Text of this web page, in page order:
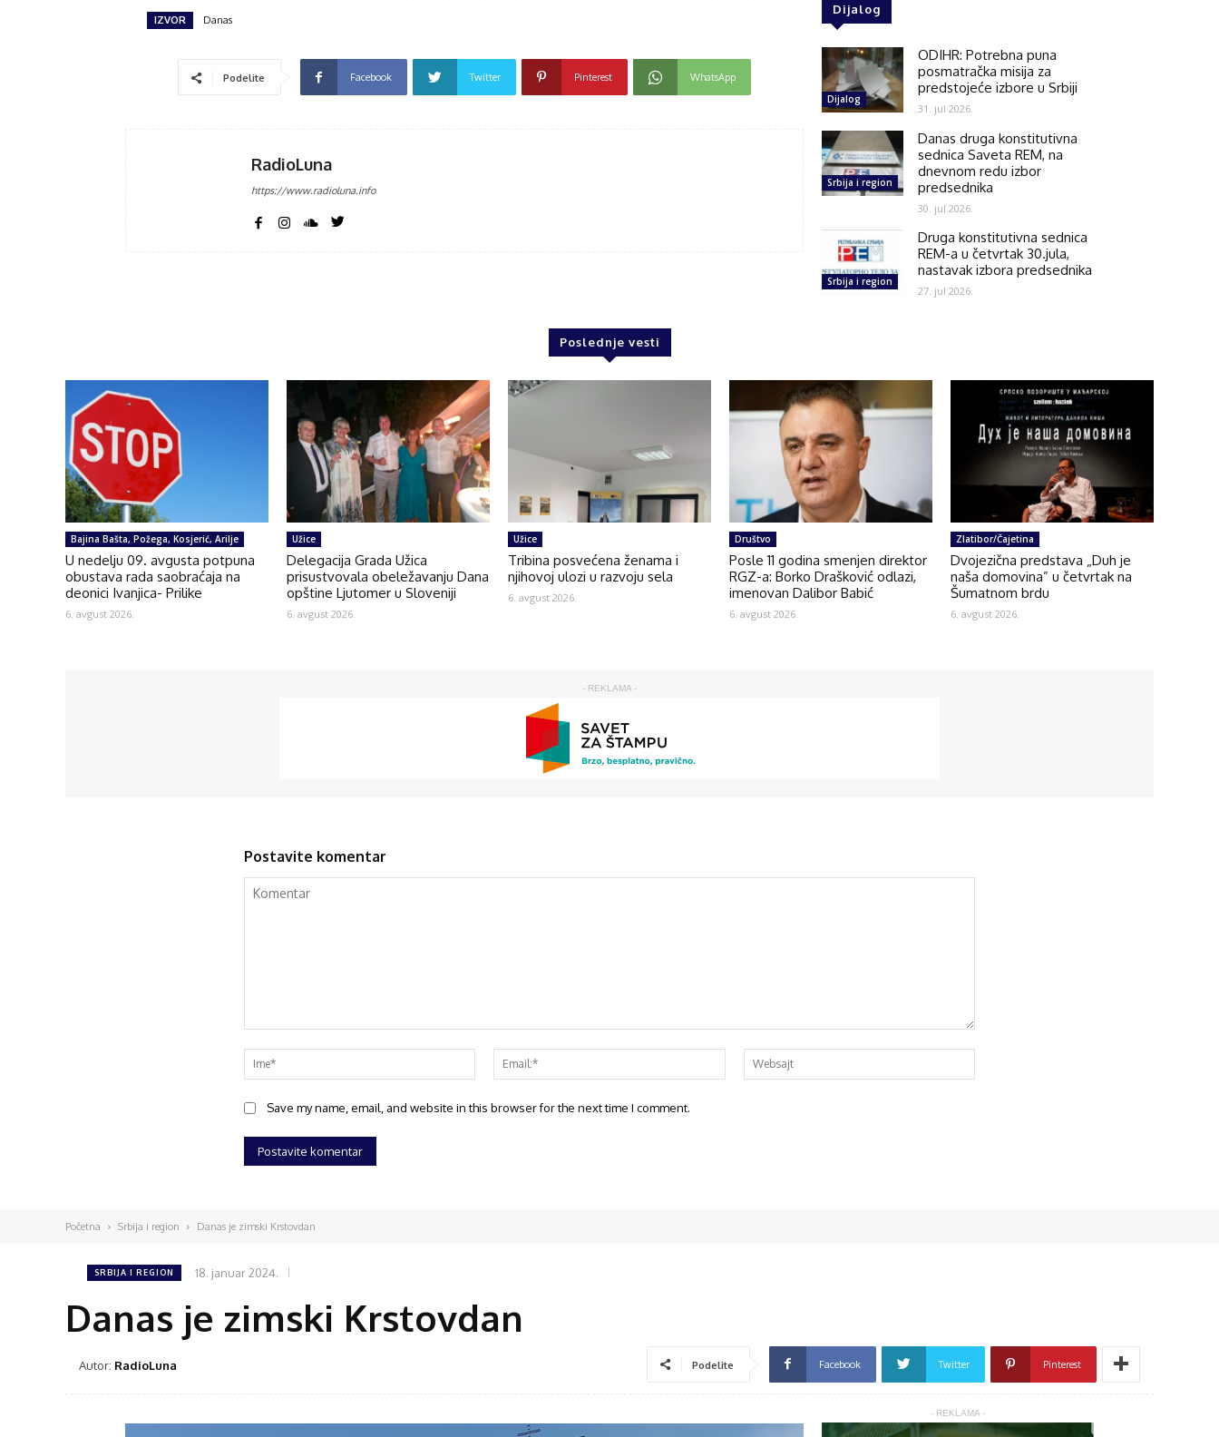
IZVOR Danas
Podelite Facebook Twitter Pinterest WhatsApp
RadioLuna
https://www.radioluna.info
Dijalog
Dijalog
ODIHR: Potrebna puna
posmatračka misija za
predstojeće izbore u Srbiji
31. jul 2026.
Srbija i region
Danas druga konstitutivna
sednica Saveta REM, na
dnevnom redu izbor
predsednika
30. jul 2026.
Srbija i region
Druga konstitutivna sednica
REM-a u četvrtak 30.jula,
nastavak izbora predsednika
27. jul 2026.
Poslednje vesti
Bajina Bašta, Požega, Kosjerić, Arilje
U nedelju 09. avgusta potpuna
obustava rada saobraćaja na
deonici Ivanjica- Prilike
6. avgust 2026.
Užice
Delegacija Grada Užica
prisustvovala obeležavanju Dana
opštine Ljutomer u Sloveniji
6. avgust 2026.
Užice
Tribina posvećena ženama i
njihovoj ulozi u razvoju sela
6. avgust 2026.
Društvo
Posle 11 godina smenjen direktor
RGZ-a: Borko Drašković odlazi,
imenovan Dalibor Babić
6. avgust 2026.
Zlatibor/Čajetina
Dvojezična predstava „Duh je
naša domovina” u četvrtak na
Šumatnom brdu
6. avgust 2026.
- REKLAMA -
Postavite komentar
Save my name, email, and website in this browser for the next time I comment.